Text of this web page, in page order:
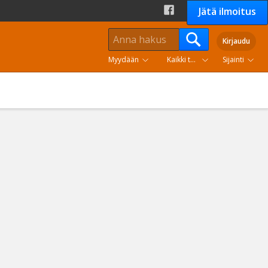
Jätä ilmoitus
Kirjaudu
Myydään
Kaikki tuoteryhmät Sijainti